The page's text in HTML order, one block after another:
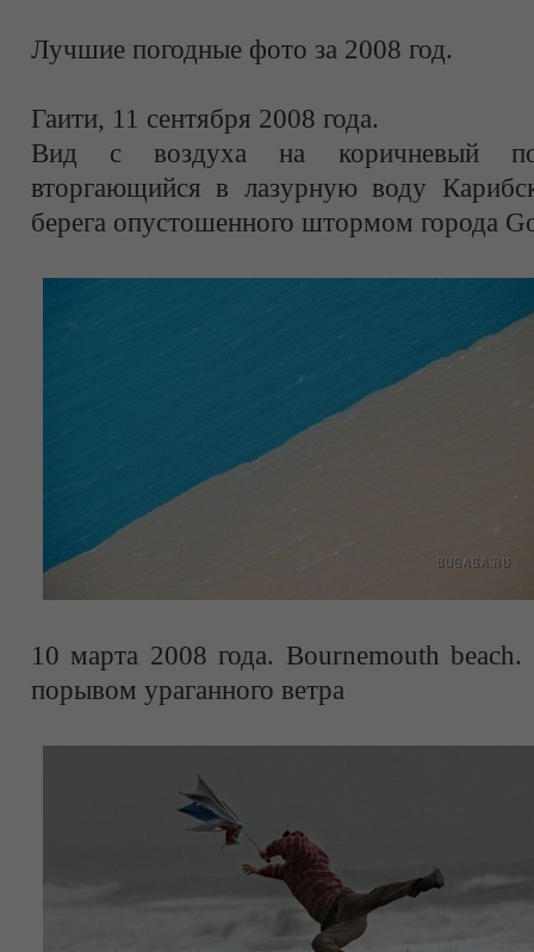
Лучшие погодные фото за 2008 год.
Гаити, 11 сентября 2008 года.
Вид с воздуха на коричневый
вторгающийся в лазурную воду
берега опустошенного штормом города
10 марта 2008 года. Bournemouth
порывом ураганного ветра